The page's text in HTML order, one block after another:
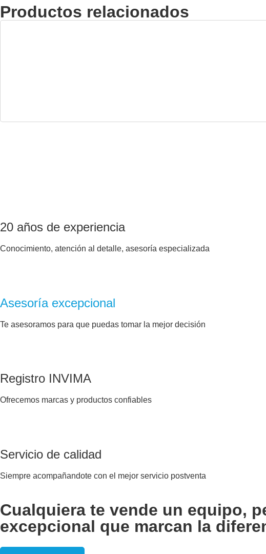
Productos relacionados
20 años de experiencia
Conocimiento, atención al detalle, asesoría especializada
Asesoría excepcional
Te asesoramos para que puedas tomar la mejor decisión
Registro INVIMA
Ofrecemos marcas y productos confiables
Servicio de calidad
Siempre acompañandote con el mejor servicio postventa
Cualquiera te vende un equipo,
excepcional que marcan la